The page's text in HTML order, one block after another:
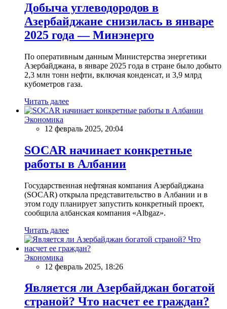
Добыча углеводородов в
Азербайджане снизилась в январе
2025 года — Минэнерго
По оперативным данным Министерства энергетики
Азербайджана, в январе 2025 года в стране было добыто
2,3 млн тонн нефти, включая конденсат, и 3,9 млрд
кубометров газа.
Читать далее
Экономика
12 февраль 2025, 20:04
SOCAR начинает конкретные
работы в Албании
Государственная нефтяная компания Азербайджана
(SOCAR) открыла представительство в Албании и в
этом году планирует запустить конкретный проект,
сообщила албанская компания «Albgaz».
Читать далее
Экономика
12 февраль 2025, 18:26
Является ли Азербайджан богатой
страной? Что насчет ее граждан?